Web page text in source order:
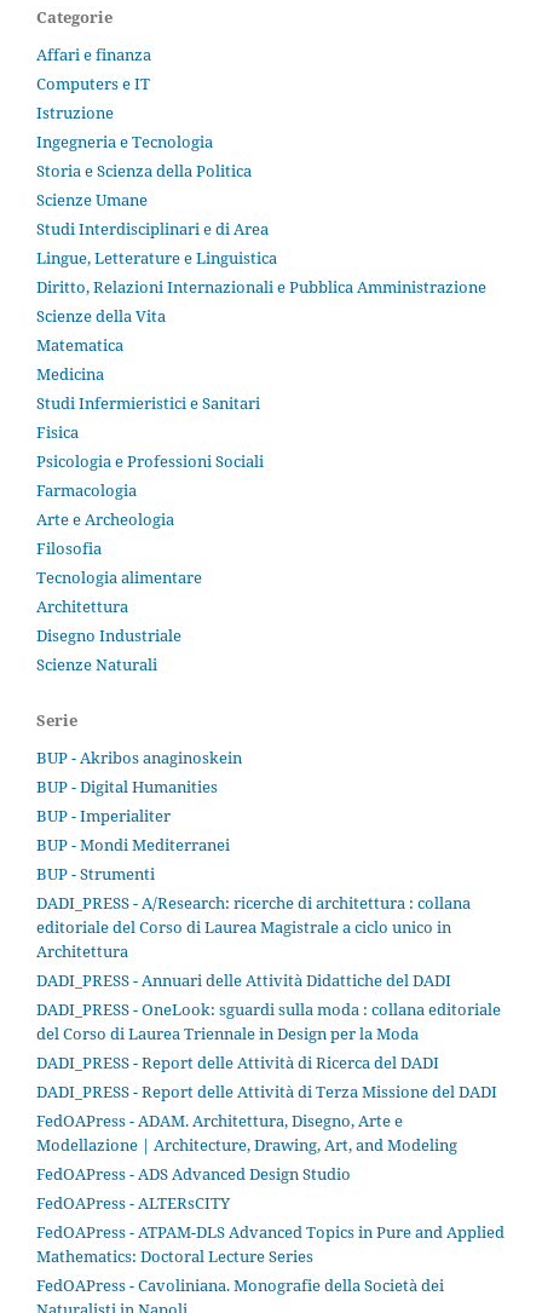
Categorie
Affari e finanza
Computers e IT
Istruzione
Ingegneria e Tecnologia
Storia e Scienza della Politica
Scienze Umane
Studi Interdisciplinari e di Area
Lingue, Letterature e Linguistica
Diritto, Relazioni Internazionali e Pubblica Amministrazione
Scienze della Vita
Matematica
Medicina
Studi Infermieristici e Sanitari
Fisica
Psicologia e Professioni Sociali
Farmacologia
Arte e Archeologia
Filosofia
Tecnologia alimentare
Architettura
Disegno Industriale
Scienze Naturali
Serie
BUP - Akribos anaginoskein
BUP - Digital Humanities
BUP - Imperialiter
BUP - Mondi Mediterranei
BUP - Strumenti
DADI_PRESS - A/Research: ricerche di architettura : collana
editoriale del Corso di Laurea Magistrale a ciclo unico in
Architettura
DADI_PRESS - Annuari delle Attività Didattiche del DADI
DADI_PRESS - OneLook: sguardi sulla moda : collana editoriale
del Corso di Laurea Triennale in Design per la Moda
DADI_PRESS - Report delle Attività di Ricerca del DADI
DADI_PRESS - Report delle Attività di Terza Missione del DADI
FedOAPress - ADAM. Architettura, Disegno, Arte e
Modellazione | Architecture, Drawing, Art, and Modeling
FedOAPress - ADS Advanced Design Studio
FedOAPress - ALTERsCITY
FedOAPress - ATPAM-DLS Advanced Topics in Pure and Applied
Mathematics: Doctoral Lecture Series
FedOAPress - Cavoliniana. Monografie della Società dei